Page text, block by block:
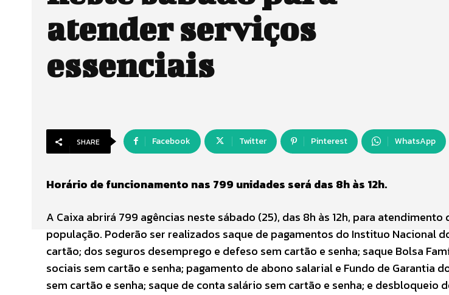
atender serviços
essenciais
SHARE Facebook Twitter Pinterest WhatsApp
Horário de funcionamento nas 799 unidades será das 8h às 12h.
A Caixa abrirá 799 agências neste sábado (25), das 8h às 12h, para atendimento
população. Poderão ser realizados saque de pagamentos do Instituo Nacional
cartão; dos seguros desemprego e defeso sem cartão e senha; saque Bolsa
sociais sem cartão e senha; pagamento de abono salarial e Fundo de Garantia
sem cartão e senha; saque de conta salário sem cartão e senha; e desbloqueio